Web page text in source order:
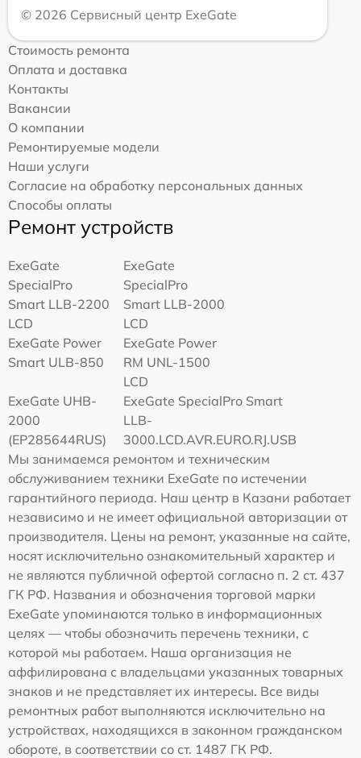
© 2026 Сервисный центр ExeGate
Стоимость ремонта
Оплата и доставка
Контакты
Вакансии
О компании
Ремонтируемые модели
Наши услуги
Согласие на обработку персональных данных
Способы оплаты
Ремонт устройств
ExeGate
SpecialPro
Smart LLB-2200
LCD
ExeGate
SpecialPro
Smart LLB-2000
LCD
ExeGate Power
Smart ULB-850
ExeGate Power
RM UNL-1500
LCD
ExeGate UHB-
2000
(EP285644RUS)
ExeGate SpecialPro Smart
LLB-
3000.LCD.AVR.EURO.RJ.USB
Мы занимаемся ремонтом и техническим
обслуживанием техники ExeGate по истечении
гарантийного периода. Наш центр в Казани работает
независимо и не имеет официальной авторизации от
производителя. Цены на ремонт, указанные на сайте,
носят исключительно ознакомительный характер и
не являются публичной офертой согласно п. 2 ст. 437
ГК РФ. Названия и обозначения торговой марки
ExeGate упоминаются только в информационных
целях — чтобы обозначить перечень техники, с
которой мы работаем. Наша организация не
аффилирована с владельцами указанных товарных
знаков и не представляет их интересы. Все виды
ремонтных работ выполняются исключительно на
устройствах, находящихся в законном гражданском
обороте, в соответствии со ст. 1487 ГК РФ.